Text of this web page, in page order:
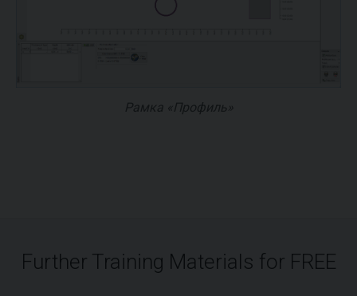
Рамка «Профиль»
Further Training Materials for FREE